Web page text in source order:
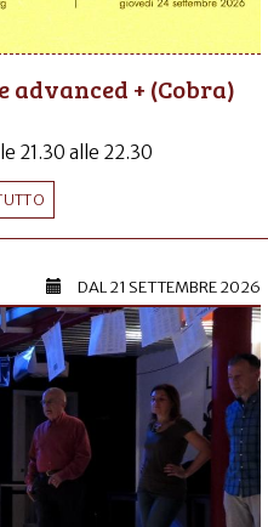
+ (Cobra)
21.30 alle 22.30
DAL21 SETTEMBRE 2026